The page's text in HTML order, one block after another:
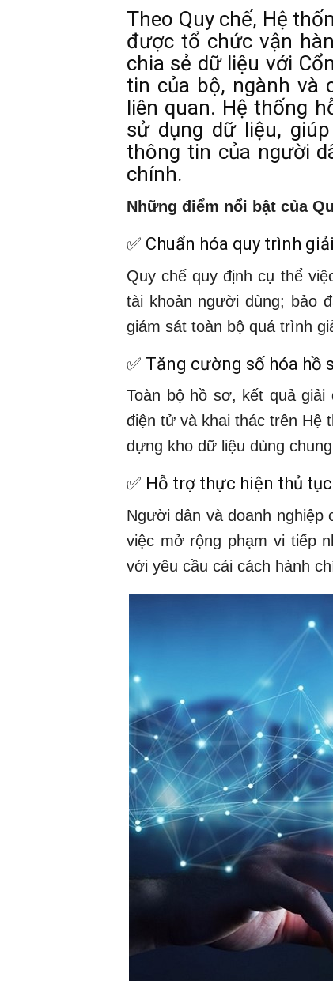
Theo Quy chế, Hệ
được tổ chức vận
chia sẻ dữ liệu với
tin của bộ, ngành và
liên quan. Hệ thống
sử dụng dữ liệu,
thông tin của người
chính.
Những điểm nổi bật của
✅ Chuẩn hóa quy trình
Quy chế quy định cụ thể
tài khoản người dùng; bảo
giám sát toàn bộ quá trình
✅ Tăng cường số hóa hồ
Toàn bộ hồ sơ, kết quả
điện tử và khai thác trên Hệ
dựng kho dữ liệu dùng
✅ Hỗ trợ thực hiện thủ
Người dân và doanh nghiệp
việc mở rộng phạm vi tiếp
với yêu cầu cải cách hành